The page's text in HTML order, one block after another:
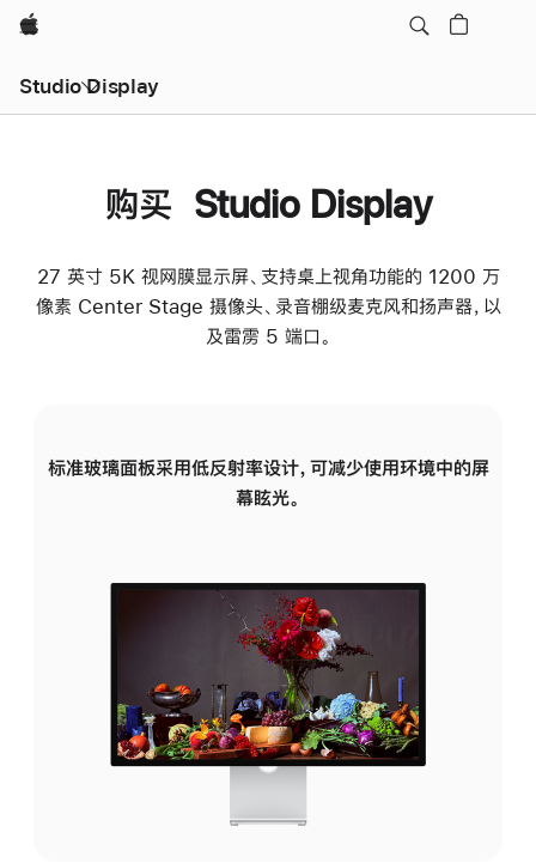
Apple
Studio Display
购买 Studio Display
27 英寸 5K 视网膜显示屏、支持桌上视角功能的 1200 万
像素 Center Stage 摄像头、录音棚级麦克风和扬声器，以
及雷雳 5 端口。
标准玻璃面板采用低反射率设计，可减少使用环境中的屏
幕眩光。